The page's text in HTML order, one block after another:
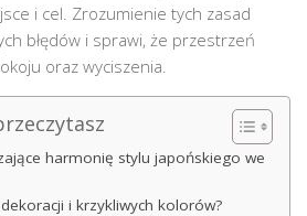
i cel. Zrozumienie tych zasad
błędów i sprawi, że przestrzeń
oraz wyciszenia.
harmonię stylu japońskiego we
i krzykliwych kolorów?